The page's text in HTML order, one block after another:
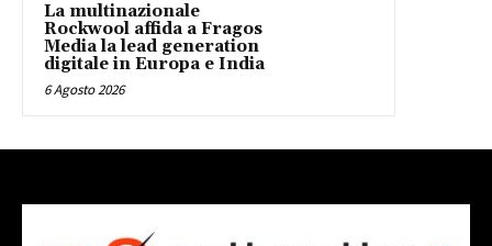
La multinazionale
Rockwool affida a Fragos
Media la lead generation
digitale in Europa e India
6 Agosto 2026